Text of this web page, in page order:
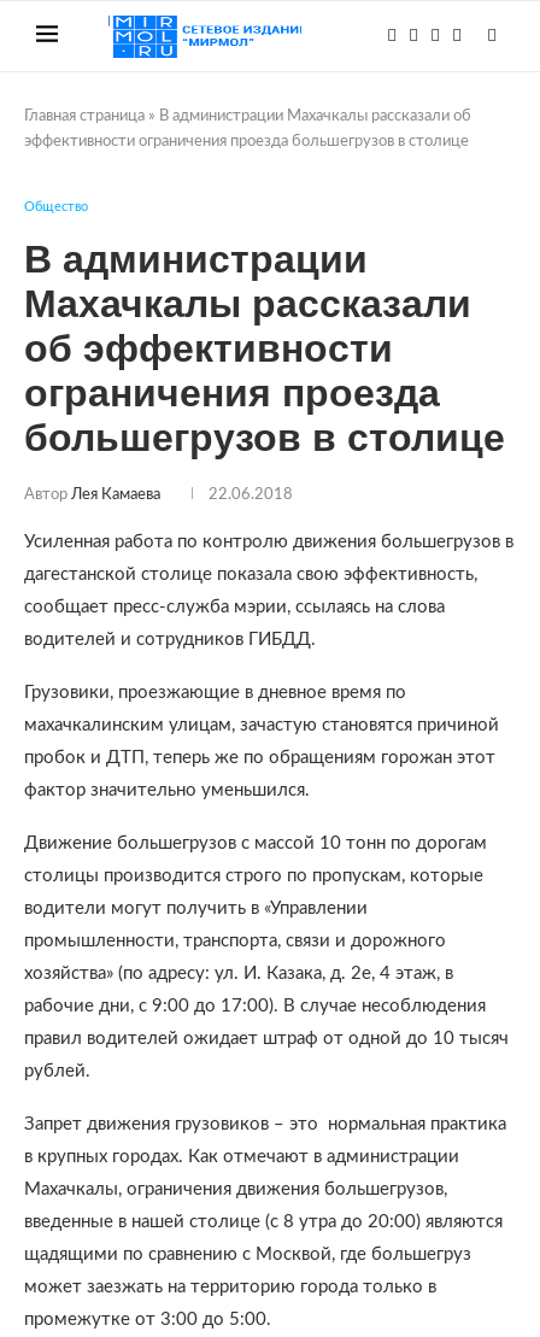
Главная страница » В администрации Махачкалы рассказали об
эффективности ограничения проезда большегрузов в столице
Общество
В администрации
Махачкалы рассказали
об эффективности
ограничения проезда
большегрузов в столице
Автор Лея Камаева 22.06.2018
Усиленная работа по контролю движения большегрузов в
дагестанской столице показала свою эффективность,
сообщает пресс-служба мэрии, ссылаясь на слова
водителей и сотрудников ГИБДД.
Грузовики, проезжающие в дневное время по
махачкалинским улицам, зачастую становятся причиной
пробок и ДТП, теперь же по обращениям горожан этот
фактор значительно уменьшился.
Движение большегрузов с массой 10 тонн по дорогам
столицы производится строго по пропускам, которые
водители могут получить в «Управлении
промышленности, транспорта, связи и дорожного
хозяйства» (по адресу: ул. И. Казака, д. 2е, 4 этаж, в
рабочие дни, с 9:00 до 17:00). В случае несоблюдения
правил водителей ожидает штраф от одной до 10 тысяч
рублей.
Запрет движения грузовиков – это нормальная практика
в крупных городах. Как отмечают в администрации
Махачкалы, ограничения движения большегрузов,
введенные в нашей столице (с 8 утра до 20:00) являются
щадящими по сравнению с Москвой, где большегруз
может заезжать на территорию города только в
промежутке от 3:00 до 5:00.